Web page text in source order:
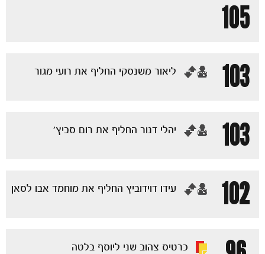
הקבוצות
105
103
‏ליאור משנסקי החליף את רועי מגור
103 ‏יהלי דנור החליף את רום סביץ׳
102 ‏עידו דוידוביץ החליף את מוחמד אבו לסאן
כרטיס צהוב שני ליוסף בלטה